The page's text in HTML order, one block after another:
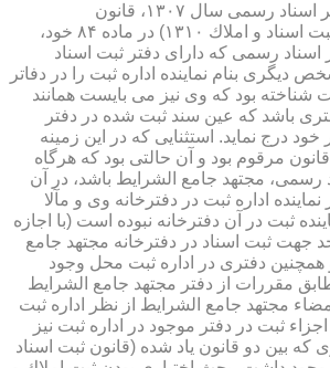
به تبعیت از قانون دفاتر اسناد رسمی سال ۱۳۰۷، قانون
جدیدالتصویب (قانون ثبت اسناد و املاك ۱۳۱۰) در ماده ۸۴ خود،
اسناد رسمی كه دارای دفتر ثبت اسناد
بنام نماینده اداره ثبت را در دفاتر
شناخته بود كه وی نیز می بایست همانند
باشد كه عین سند ثبت شده در دفتر
درج نماید. استثنایی كه در این زمینه
وجود داشت، ماده ۸۵ قانون مرقوم بود و آن حالتی بود كه هرگاه
رسمی، مجتهد جامع الشرایط باشد، در آن
اداره ثبت در دفترخانه وی و مآلا
ثبت در آن دفترخانه نبوده است (با اجازه
جهت ثبت اسناد در دفترخانه مجتهد جامع
همچنین دفتری در اداره ثبت محل وجود
مقررات از دفتر مجتهد جامع الشرایط
مجتهد جامع الشرایط از نظر اداره ثبت
ثبت در دفتر موجود در اداره ثبت نیز
كه بین دو قانون یاد شده (قانون ثبت اسناد